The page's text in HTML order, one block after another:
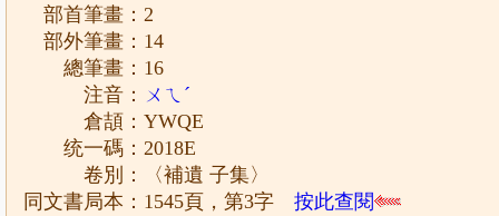
部首筆畫：2
部外筆畫：14
總筆畫：16
注音： ㄨㄟˊ
倉頡：YWQE
统一碼：2018E
卷別：〈補遺 子集〉
同文書局本：1545頁，第3字按此查閱